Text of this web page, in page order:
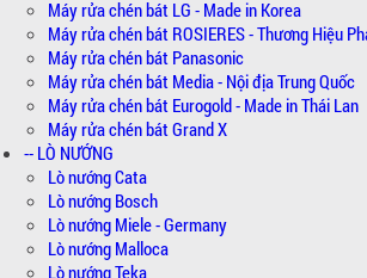
Máy rửa chén bát LG - Made in Korea
Máy rửa chén bát ROSIERES - Thương Hiệu
Máy rửa chén bát Panasonic
Máy rửa chén bát Media - Nội địa Trung Quốc
Máy rửa chén bát Eurogold - Made in Thái Lan
Máy rửa chén bát Grand X
-- LÒ NƯỚNG
Lò nướng Cata
Lò nướng Bosch
Lò nướng Miele - Germany
Lò nướng Malloca
Lò nướng Teka